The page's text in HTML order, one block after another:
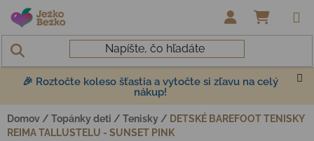
Prejsť na obsah
🎉 Roztočte koleso šťastia a vytočte si zľavu na celý
nákup!
Domov / Topánky deti / Tenisky / DETSKÉ BAREFOOT TENISKY
REIMA TALLUSTELU - SUNSET PINK